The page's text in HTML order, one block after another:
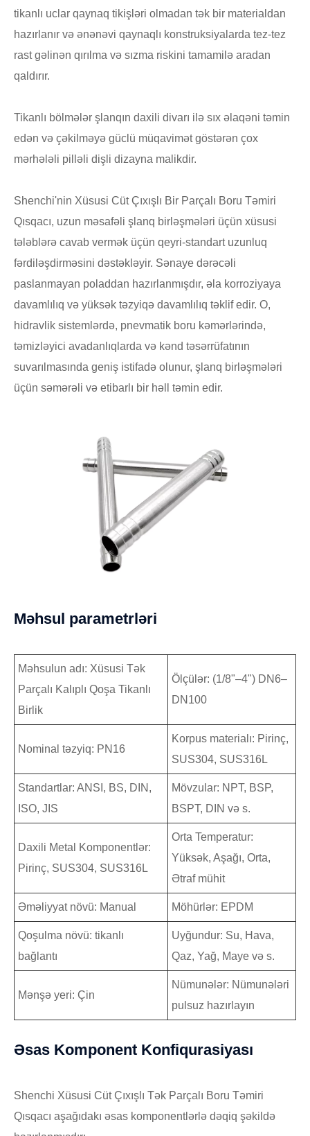
tikanlı uclar qaynaq tikişləri olmadan tək bir materialdan
hazırlanır və ənənəvi qaynaqlı konstruksiyalarda tez-tez
rast gəlinən qırılma və sızma riskini tamamilə aradan
qaldırır.
Tikanlı bölmələr şlanqın daxili divarı ilə sıx əlaqəni təmin
edən və çəkilməyə güclü müqavimət göstərən çox
mərhələli pilləli dişli dizayna malikdir.
Shenchi'nin Xüsusi Cüt Çıxışlı Bir Parçalı Boru Təmiri
Qısqacı, uzun məsafəli şlanq birləşmələri üçün xüsusi
tələblərə cavab vermək üçün qeyri-standart uzunluq
fərdiləşdirməsini dəstəkləyir. Sənaye dərəcəli
paslanmayan poladdan hazırlanmışdır, əla korroziyaya
davamlılıq və yüksək təzyiqə davamlılıq təklif edir. O,
hidravlik sistemlərdə, pnevmatik boru kəmərlərində,
təmizləyici avadanlıqlarda və kənd təsərrüfatının
suvarılmasında geniş istifadə olunur, şlanq birləşmələri
üçün səmərəli və etibarlı bir həll təmin edir.
Məhsul parametrləri
Məhsulun adı: Xüsusi Tək
Parçalı Kalıplı Qoşa Tikanlı
Birlik
Ölçülər: (1/8"–4") DN6–
DN100
Nominal təzyiq: PN16
Korpus materialı: Pirinç,
SUS304, SUS316L
Standartlar: ANSI, BS, DIN,
ISO, JIS
Mövzular: NPT, BSP,
BSPT, DIN və s.
Daxili Metal Komponentlər:
Pirinç, SUS304, SUS316L
Orta Temperatur:
Yüksək, Aşağı, Orta,
Ətraf mühit
Əməliyyat növü: Manual Möhürlər: EPDM
Qoşulma növü: tikanlı
bağlantı
Uyğundur: Su, Hava,
Qaz, Yağ, Maye və s.
Mənşə yeri: Çin
Nümunələr: Nümunələri
pulsuz hazırlayın
Əsas Komponent Konfiqurasiyası
Shenchi Xüsusi Cüt Çıxışlı Tək Parçalı Boru Təmiri
Qısqacı aşağıdakı əsas komponentlərlə dəqiq şəkildə